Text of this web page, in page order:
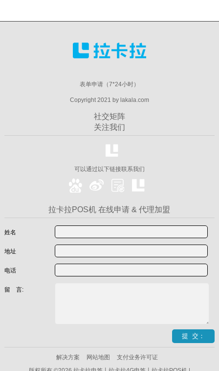
表单申请（7*24小时）
Copyright 2021 by lakala.com
社交矩阵
关注我们
可以通过以下链接联系我们
拉卡拉POS机 在线申请 & 代理加盟
姓名
地址
电话
留 言:
解决方案 网站地图
支付业务许可证